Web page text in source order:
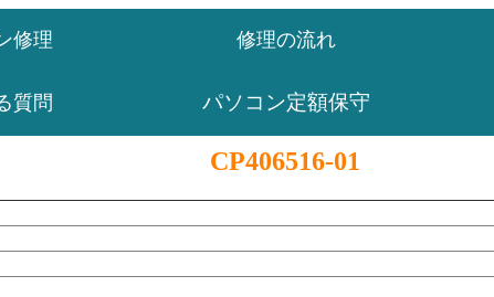
修理 修理の流れ
質問 パソコン定額保守
CP406516-01